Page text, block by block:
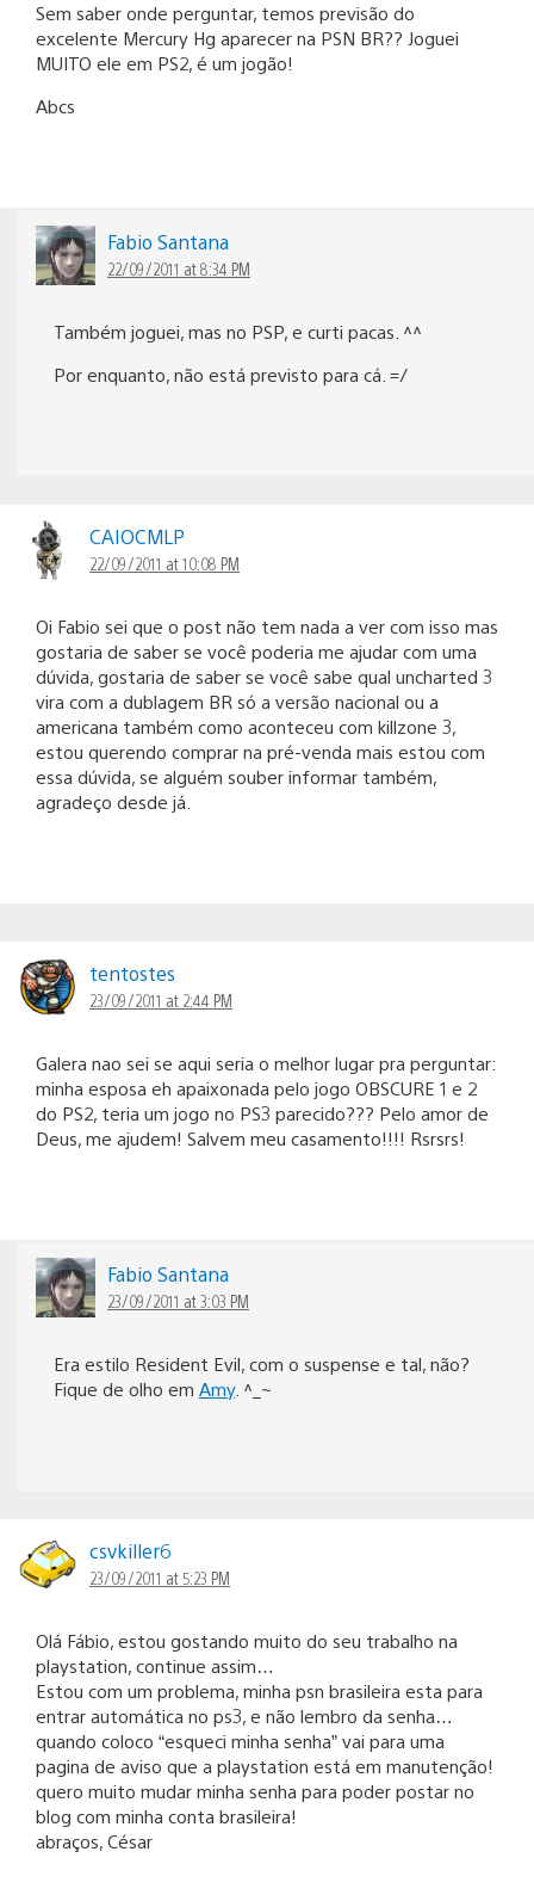
Sem saber onde perguntar, temos previsão do
excelente Mercury Hg aparecer na PSN BR?? Joguei
MUITO ele em PS2, é um jogão!
Abcs
Fabio Santana
22/09/2011 at 8:34 PM
Também joguei, mas no PSP, e curti pacas. ^^
Por enquanto, não está previsto para cá. =/
CAIOCMLP
22/09/2011 at 10:08 PM
Oi Fabio sei que o post não tem nada a ver com isso mas
gostaria de saber se você poderia me ajudar com uma
dúvida, gostaria de saber se você sabe qual uncharted 3
vira com a dublagem BR só a versão nacional ou a
americana também como aconteceu com killzone 3,
estou querendo comprar na pré-venda mais estou com
essa dúvida, se alguém souber informar também,
agradeço desde já.
tentostes
23/09/2011 at 2:44 PM
Galera nao sei se aqui seria o melhor lugar pra perguntar:
minha esposa eh apaixonada pelo jogo OBSCURE 1 e 2
do PS2, teria um jogo no PS3 parecido??? Pelo amor de
Deus, me ajudem! Salvem meu casamento!!!! Rsrsrs!
Fabio Santana
23/09/2011 at 3:03 PM
Era estilo Resident Evil, com o suspense e tal, não?
Fique de olho em Amy. ^_~
csvkiller6
23/09/2011 at 5:23 PM
Olá Fábio, estou gostando muito do seu trabalho na
playstation, continue assim…
Estou com um problema, minha psn brasileira esta para
entrar automática no ps3, e não lembro da senha…
quando coloco “esqueci minha senha” vai para uma
pagina de aviso que a playstation está em manutenção!
quero muito mudar minha senha para poder postar no
blog com minha conta brasileira!
abraços, César